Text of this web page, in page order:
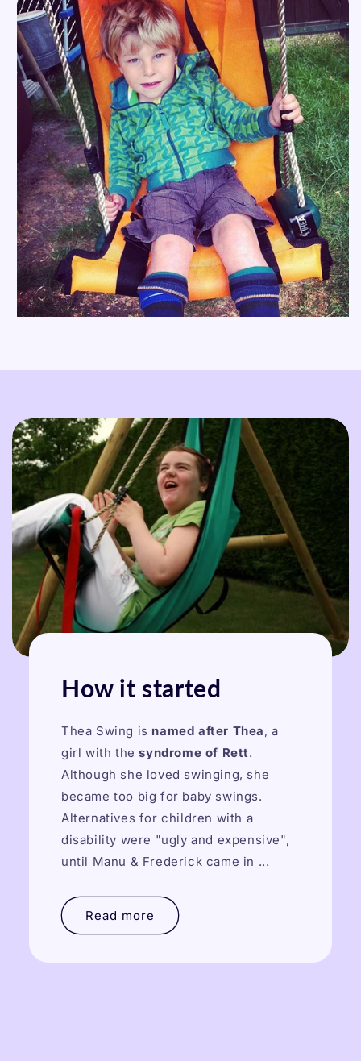
How it started
Thea Swing is named after Thea, a
girl with thesyndrome of Rett.
Although she loved swinging, she
became too big for baby swings.
Alternatives for children with a
disability were "ugly and expensive",
until Manu & Frederick came in ...
Read more